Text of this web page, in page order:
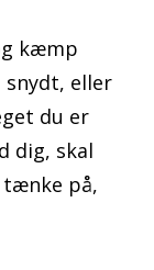
kæmp
snydt, eller
du er
dig, skal
tænke på,